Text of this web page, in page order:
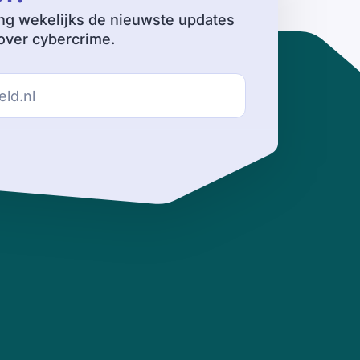
wekelijks de nieuwste updates
cybercrime.